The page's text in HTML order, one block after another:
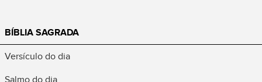
BÍBLIA SAGRADA
Versículo do dia